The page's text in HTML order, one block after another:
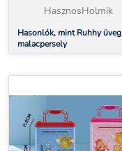
HasznosHolmik
Hasonlók, mint Ruhhy üveg
malacpersely